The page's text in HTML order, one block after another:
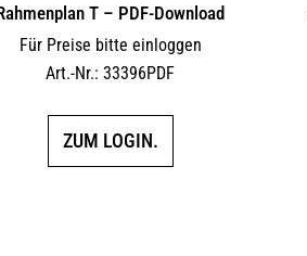
T – PDF-Download
Für Preise bitte einloggen
Art.-Nr.: 33396PDF
ZUM LOGIN.